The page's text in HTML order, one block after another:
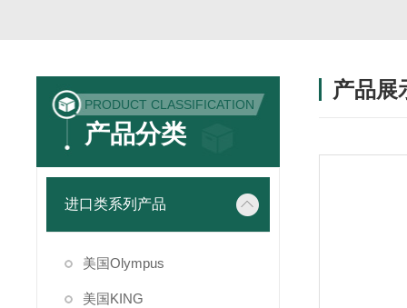
PRODUCT CLASSIFICATION
产品分类
进口类系列产品
美国Olympus
美国KING
产品展